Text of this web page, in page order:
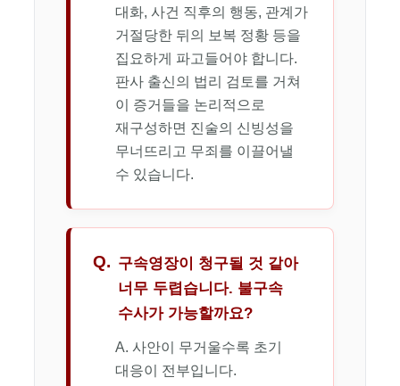
대화, 사건 직후의 행동, 관계가
거절당한 뒤의 보복 정황 등을
집요하게 파고들어야 합니다.
판사 출신의 법리 검토를 거쳐
이 증거들을 논리적으로
재구성하면 진술의 신빙성을
무너뜨리고 무죄를 이끌어낼
수 있습니다.
Q. 구속영장이 청구될 것 같아
너무 두렵습니다. 불구속
수사가 가능할까요?
A. 사안이 무거울수록 초기
대응이 전부입니다.